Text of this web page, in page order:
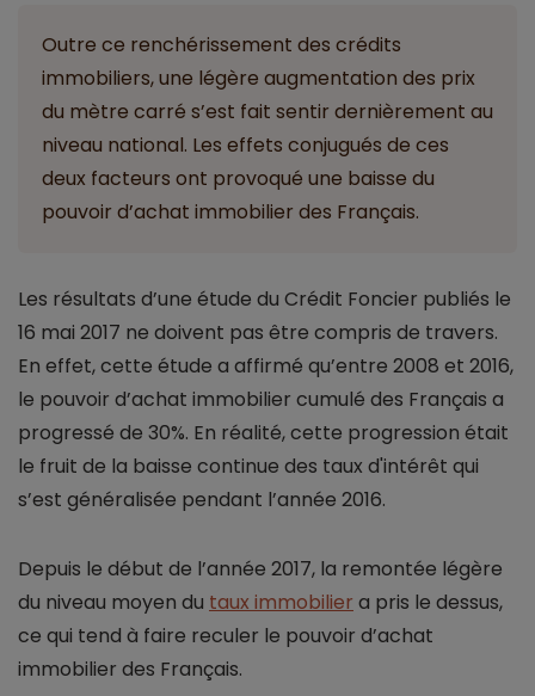
Outre ce renchérissement des crédits
immobiliers, une légère augmentation des prix
du mètre carré s’est fait sentir dernièrement au
niveau national. Les effets conjugués de ces
deux facteurs ont provoqué une baisse du
pouvoir d’achat immobilier des Français.
Les résultats d’une étude du Crédit Foncier publiés le
16 mai 2017 ne doivent pas être compris de travers.
En effet, cette étude a affirmé qu’entre 2008 et 2016,
le pouvoir d’achat immobilier cumulé des Français a
progressé de 30%. En réalité, cette progression était
le fruit de la baisse continue des taux d'intérêt qui
s’est généralisée pendant l’année 2016.
Depuis le début de l’année 2017, la remontée légère
du niveau moyen du taux immobilier a pris le dessus,
ce qui tend à faire reculer le pouvoir d’achat
immobilier des Français.